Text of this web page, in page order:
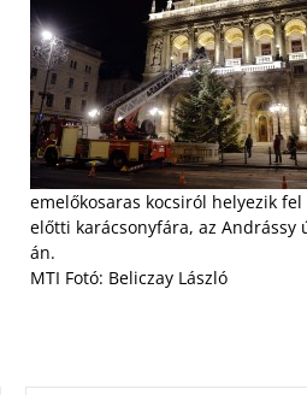
emelőkosaras kocsiról helyezik
előtti karácsonyfára, az Andrássy
án.
MTI Fotó: Beliczay László